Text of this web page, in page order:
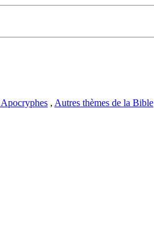
, Autres thèmes de la Bible